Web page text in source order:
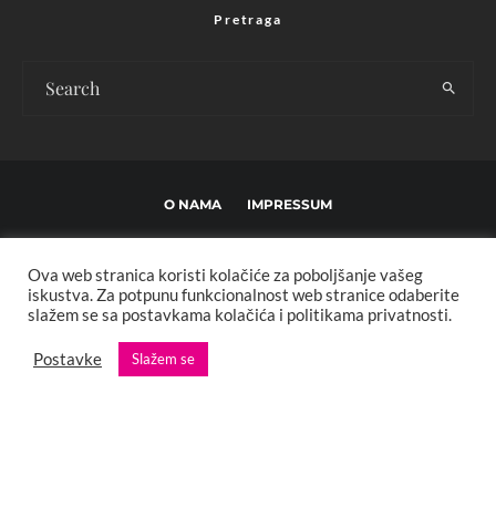
Pretraga
O NAMA IMPRESSUM
POLITIKA PRIVATNOSTI MARKETING KONTAKT
Copyright © 2013 - 2025 FBL creative. Sva prava zadržana. Developed by:
XStreamThemes
Ova web stranica koristi kolačiće za poboljšanje vašeg
iskustva. Za potpunu funkcionalnost web stranice odaberite
slažem se sa postavkama kolačića i politikama privatnosti.
Postavke Slažem se